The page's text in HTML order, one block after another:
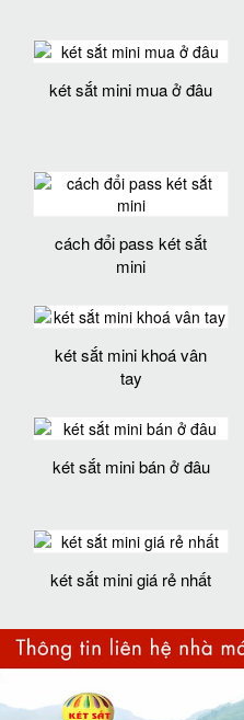
két sắt mini mua ở đâu
cách đổi pass két sắt
mini
két sắt mini khoá vân
tay
két sắt mini bán ở đâu
két sắt mini giá rẻ nhất